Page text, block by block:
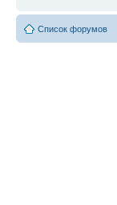
Список форумов